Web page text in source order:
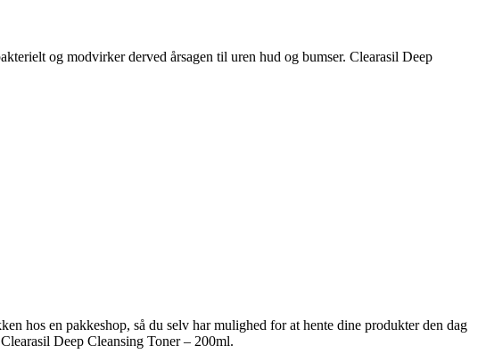
og modvirker derved årsagen til uren hud og bumser. Clearasil Deep
hos en pakkeshop, så du selv har mulighed for at hente dine produkter den dag
Deep Cleansing Toner – 200ml.